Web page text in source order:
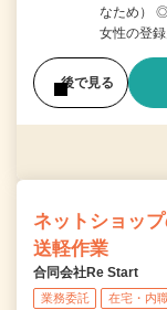
なため）
女性の登
後で見る
ネットショッ
送軽作業
合同会社Re Start
業務委託 在宅・内職